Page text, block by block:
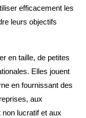
efficacement les
leurs objectifs
en taille, de petites
Elles jouent
en fournissant des
aux
lucratif et aux